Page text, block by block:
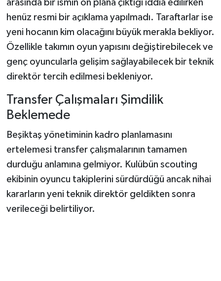
arasında bir ismin ön plana çıktığı iddia edilirken
henüz resmi bir açıklama yapılmadı. Taraftarlar ise
yeni hocanın kim olacağını büyük merakla bekliyor.
Özellikle takımın oyun yapısını değiştirebilecek ve
genç oyuncularla gelişim sağlayabilecek bir teknik
direktör tercih edilmesi bekleniyor.
Transfer Çalışmaları Şimdilik
Beklemede
Beşiktaş yönetiminin kadro planlamasını
ertelemesi transfer çalışmalarının tamamen
durduğu anlamına gelmiyor. Kulübün scouting
ekibinin oyuncu takiplerini sürdürdüğü ancak nihai
kararların yeni teknik direktör geldikten sonra
verileceği belirtiliyor.